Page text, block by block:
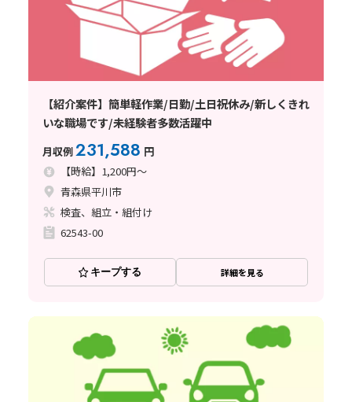
【紹介案件】簡単軽作業/日勤/土日祝休み/新しくきれ
いな職場です/未経験者多数活躍中
月収例231,588 円
【時給】1,200円～
青森県平川市
検査、組立・組付け
62543-00
キープする 詳細を見る